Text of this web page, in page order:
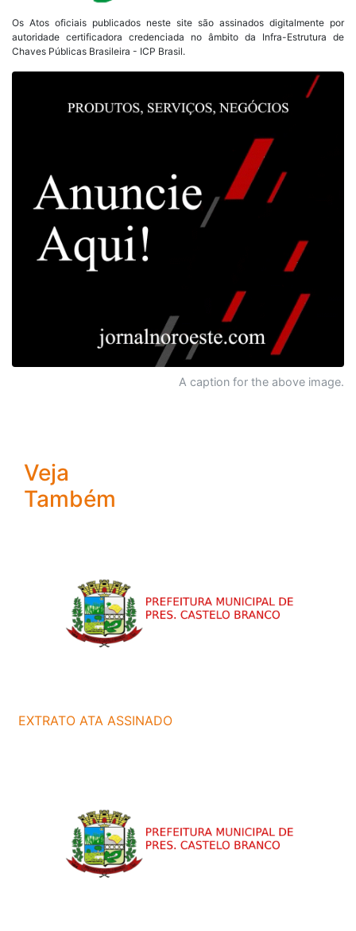
Os Atos oficiais publicados neste site são assinados digitalmente por
autoridade certificadora credenciada no âmbito da Infra-Estrutura de
Chaves Públicas Brasileira - ICP Brasil.
A caption for the above image.
Veja
Também
EXTRATO ATA ASSINADO